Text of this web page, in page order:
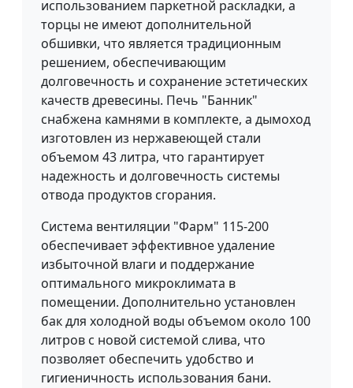
использованием паркетной раскладки, а
торцы не имеют дополнительной
обшивки, что является традиционным
решением, обеспечивающим
долговечность и сохранение эстетических
качеств древесины. Печь "Банник"
снабжена камнями в комплекте, а дымоход
изготовлен из нержавеющей стали
объемом 43 литра, что гарантирует
надежность и долговечность системы
отвода продуктов сгорания.
Система вентиляции "Фарм" 115-200
обеспечивает эффективное удаление
избыточной влаги и поддержание
оптимального микроклимата в
помещении. Дополнительно установлен
бак для холодной воды объемом около 100
литров с новой системой слива, что
позволяет обеспечить удобство и
гигиеничность использования бани.